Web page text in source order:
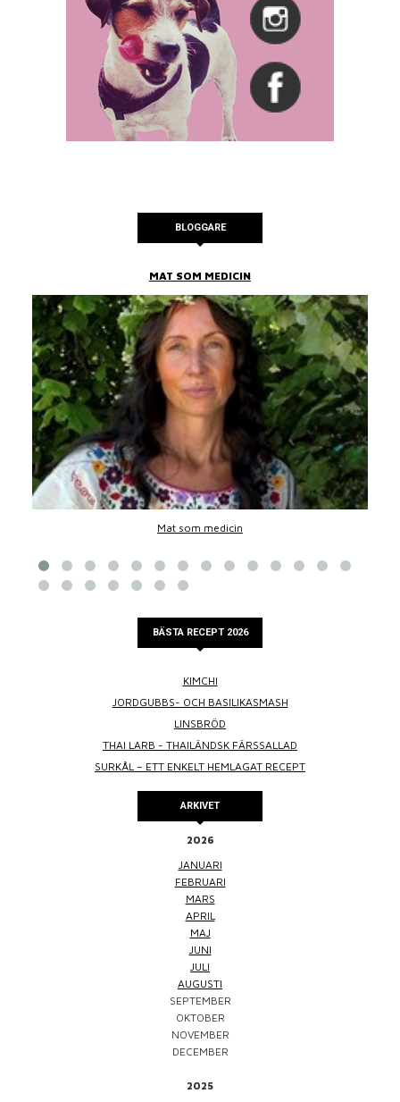
BLOGGARE
MAT SOM MEDICIN
Mat som medicin
BÄSTA RECEPT 2026
KIMCHI
JORDGUBBS- OCH BASILIKASMASH
LINSBRÖD
THAI LARB - THAILÄNDSK FÄRSSALLAD
SURKÅL – ETT ENKELT HEMLAGAT RECEPT
ARKIVET
2026
JANUARI
FEBRUARI
MARS
APRIL
MAJ
JUNI
JULI
AUGUSTI
SEPTEMBER
OKTOBER
NOVEMBER
DECEMBER
2025